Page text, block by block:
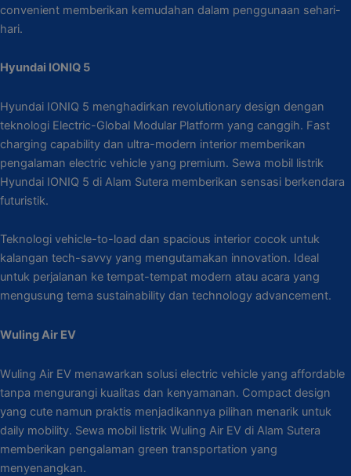
convenient memberikan kemudahan dalam penggunaan sehari-
hari.
Hyundai IONIQ 5
Hyundai IONIQ 5 menghadirkan revolutionary design dengan
teknologi Electric-Global Modular Platform yang canggih. Fast
charging capability dan ultra-modern interior memberikan
pengalaman electric vehicle yang premium. Sewa mobil listrik
Hyundai IONIQ 5 di Alam Sutera memberikan sensasi berkendara
futuristik.
Teknologi vehicle-to-load dan spacious interior cocok untuk
kalangan tech-savvy yang mengutamakan innovation. Ideal
untuk perjalanan ke tempat-tempat modern atau acara yang
mengusung tema sustainability dan technology advancement.
Wuling Air EV
Wuling Air EV menawarkan solusi electric vehicle yang affordable
tanpa mengurangi kualitas dan kenyamanan. Compact design
yang cute namun praktis menjadikannya pilihan menarik untuk
daily mobility. Sewa mobil listrik Wuling Air EV di Alam Sutera
memberikan pengalaman green transportation yang
menyenangkan.